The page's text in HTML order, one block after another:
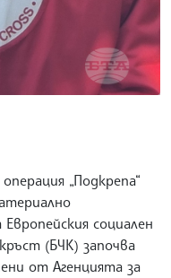
„Подкрепа“
социален
(БЧК) започва
от Агенцията за